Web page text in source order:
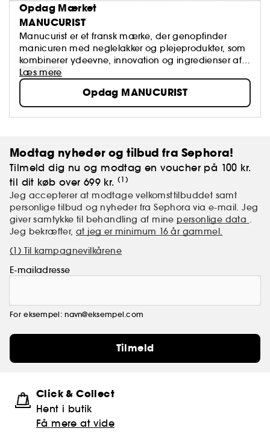
Opdag Mærket
MANUCURIST
Manucurist er et fransk mærke, der genopfinder
manicuren med neglelakker og plejeprodukter, som
kombinerer ydeevne, innovation og ingredienser af
naturlig oprindelse. Renere formler til smukkere
negle, uden at gå på kompromis med farven eller
holdbarheden. Dine negle – bare bedre!
Læs mere
Opdag MANUCURIST
Modtag nyheder og tilbud fra Sephora!
Tilmeld dig nu og modtag en voucher på 100 kr.
til dit køb over 699 kr. (1)
Jeg accepterer at modtage velkomsttilbuddet samt
personlige tilbud og nyheder fra Sephora via e-mail. Jeg
giver samtykke til behandling af mine personlige data .
Jeg bekræfter,at jeg er minimum 16 år gammel.
(1) Til kampagnevilkårene
E-mailadresse
For eksempel: navn@eksempel.com
Tilmeld
Click & Collect
Hent i butik
Få mere at vide